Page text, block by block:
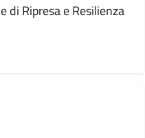
Ripresa e Resilienza